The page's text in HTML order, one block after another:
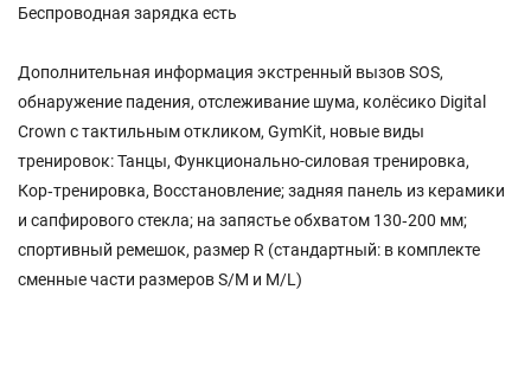
Беспроводная зарядка есть
Дополнительная информация экстренный вызов SOS,
обнаружение падения, отслеживание шума, колёсико Digital
Crown с тактильным откликом, GymKit, новые виды
тренировок: Танцы, Функционально-силовая тренировка,
Кор‑тренировка, Восстановление; задняя панель из керамики
и сапфирового стекла; на запястье обхватом 130‑200 мм;
спортивный ремешок, размер R (стандартный: в комплекте
сменные части размеров S/M и M/L)